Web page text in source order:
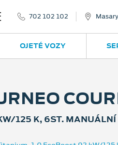
702 102 102
OJETÉ VOZY
125 K, 6ST. MANUÁLNÍ